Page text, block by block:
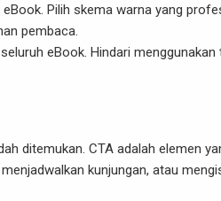
Pilih skema warna yang
pembaca.
eBook. Hindari menggunakan
ditemukan. CTA adalah elemen
kunjungan, atau